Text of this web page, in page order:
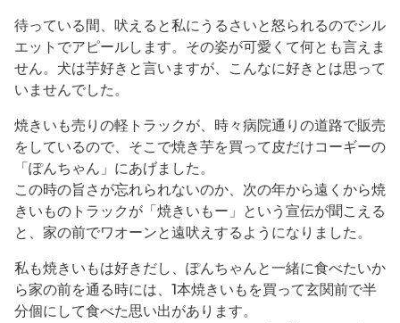
待っている間、吠えると私にうるさいと怒られるのでシル
エットでアピールします。その姿が可愛くて何とも言えま
せん。犬は芋好きと言いますが、こんなに好きとは思って
いませんでした。
焼きいも売りの軽トラックが、時々病院通りの道路で販売
をしているので、そこで焼き芋を買って皮だけコーギーの
「ぽんちゃん」にあげました。
この時の旨さが忘れられないのか、次の年から遠くから焼
きいものトラックが「焼きいもー」という宣伝が聞こえる
と、家の前でワオーンと遠吠えするようになりました。
私も焼きいもは好きだし、ぽんちゃんと一緒に食べたいか
ら家の前を通る時には、1本焼きいもを買って玄関前で半
分個にして食べた思い出があります。